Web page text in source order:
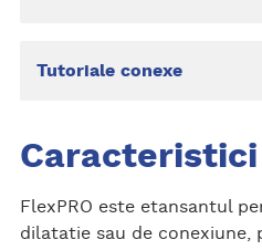
Tutoriale conexe
FlexPRO este etansantul
dilatatie sau de conexiune,